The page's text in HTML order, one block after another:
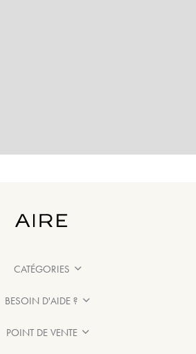
CATÉGORIES
BESOIN D'AIDE ?
POINT DE VENTE